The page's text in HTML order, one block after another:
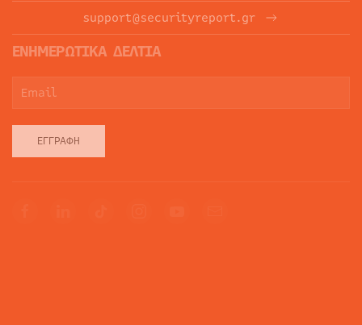
support@securityreport.gr
ΕΝΗΜΕΡΩΤΙΚΑ ΔΕΛΤΙΑ
ΕΓΓΡΑΦΉ